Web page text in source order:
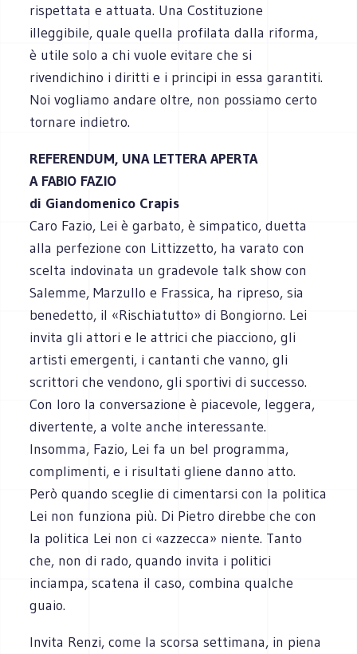
rispettata e attuata. Una Costituzione
illeggibile, quale quella profilata dalla riforma,
è utile solo a chi vuole evitare che si
rivendichino i diritti e i principi in essa garantiti.
Noi vogliamo andare oltre, non possiamo certo
tornare indietro.
REFERENDUM, UNA LETTERA APERTA
A FABIO FAZIO
di Giandomenico Crapis
Caro Fazio, Lei è garbato, è simpatico, duetta
alla perfezione con Littizzetto, ha varato con
scelta indovinata un gradevole talk show con
Salemme, Marzullo e Frassica, ha ripreso, sia
benedetto, il «Rischiatutto» di Bongiorno. Lei
invita gli attori e le attrici che piacciono, gli
artisti emergenti, i cantanti che vanno, gli
scrittori che vendono, gli sportivi di successo.
Con loro la conversazione è piacevole, leggera,
divertente, a volte anche interessante.
Insomma, Fazio, Lei fa un bel programma,
complimenti, e i risultati gliene danno atto.
Però quando sceglie di cimentarsi con la politica
Lei non funziona più. Di Pietro direbbe che con
la politica Lei non ci «azzecca» niente. Tanto
che, non di rado, quando invita i politici
inciampa, scatena il caso, combina qualche
guaio.
Invita Renzi, come la scorsa settimana, in piena